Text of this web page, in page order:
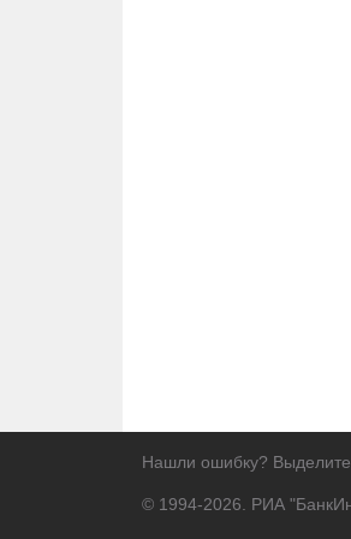
Нашли ошибку? Выделите
© 1994-2026. РИА